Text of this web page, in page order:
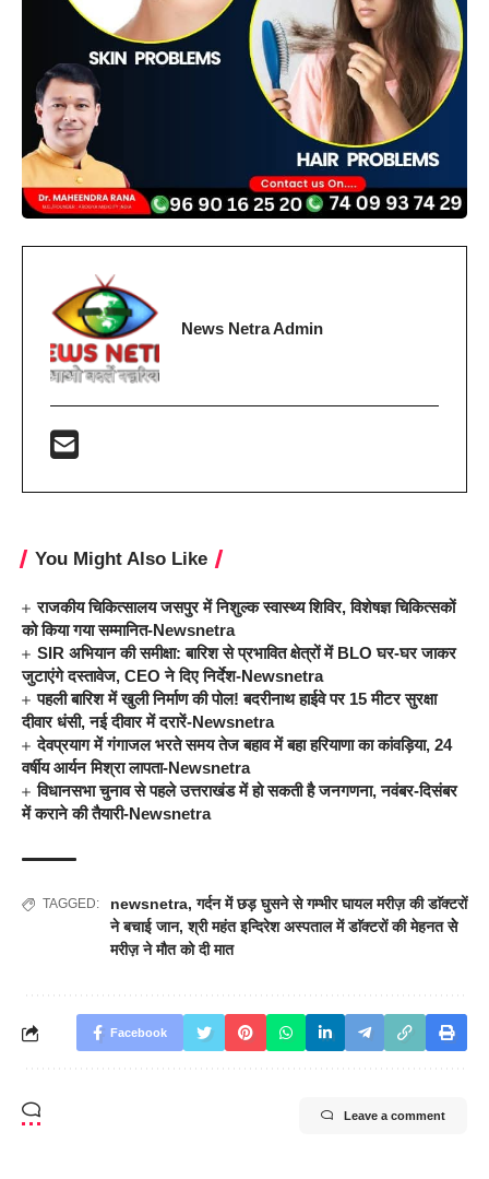
News Netra Admin
You Might Also Like
राजकीय चिकित्सालय जसपुर में निशुल्क स्वास्थ्य शिविर, विशेषज्ञ चिकित्सकों
को किया गया सम्मानित-Newsnetra
SIR अभियान की समीक्षा: बारिश से प्रभावित क्षेत्रों में BLO घर-घर जाकर
जुटाएंगे दस्तावेज, CEO ने दिए निर्देश-Newsnetra
पहली बारिश में खुली निर्माण की पोल! बदरीनाथ हाईवे पर 15 मीटर सुरक्षा
दीवार धंसी, नई दीवार में दरारें-Newsnetra
देवप्रयाग में गंगाजल भरते समय तेज बहाव में बहा हरियाणा का कांवड़िया, 24
वर्षीय आर्यन मिश्रा लापता-Newsnetra
विधानसभा चुनाव से पहले उत्तराखंड में हो सकती है जनगणना, नवंबर-दिसंबर
में कराने की तैयारी-Newsnetra
TAGGED: newsnetra,गर्दन में छड़ घुसने से गम्भीर घायल मरीज़ की डाॅक्टरों
ने बचाई जान,श्री महंत इन्दिरेश अस्पताल में डाॅक्टरों की मेहनत सेे
मरीज़ ने मौत को दी मात
Facebook
Leave a comment